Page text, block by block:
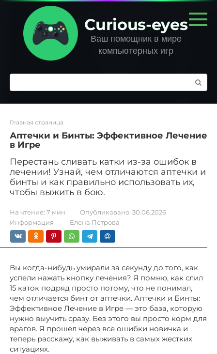
Перейти
контенту
Curious-eyes
Ваш помощник в мире
компьютерных игр
Поиск:
Главная страница
Аптечки и Бинты: Эффективное Лечение
в Игре
Перестань сливать катки из-за ошибок в
лечении! Узнай, чем отличаются аптечки и
бинты и как правильно использовать их,
чтобы выжить в бою.
На чтение: 7 мин Опубликовано: 30.06.2026
Информация
Елена Петрова
Вы когда-нибудь умирали за секунду до того, как
успели нажать кнопку лечения? Я помню, как слил
15 каток подряд просто потому, что не понимал,
чем отличается бинт от аптечки. Аптечки и Бинты:
Эффективное Лечение в Игре — это база, которую
нужно выучить сразу. Без этого вы просто корм для
врагов. Я прошел через все ошибки новичка и
теперь расскажу, как выживать в самых жестких
ситуациях.